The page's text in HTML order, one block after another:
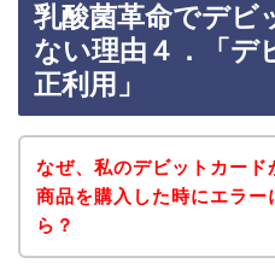
乳酸菌革命でデビ
ない理由４．「デ
正利用」
なぜ、私のデビットカード
商品を購入した時にエラー
ら？